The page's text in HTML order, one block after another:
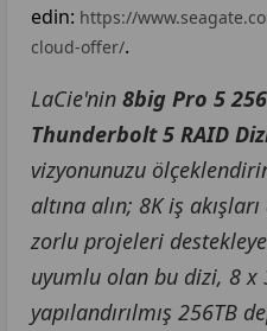
edin: https://
cloud-offer/.
LaCie'nin 8big Pro 5
Thunderbolt 5 RAID
vizyonunuzu
altına alın; 8K iş
zorlu projeleri
uyumlu olan bu dizi, 8 x
yapılandırılmış 256TB